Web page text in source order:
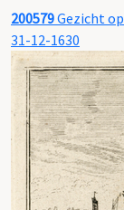
200579Gezicht
31-12-1630